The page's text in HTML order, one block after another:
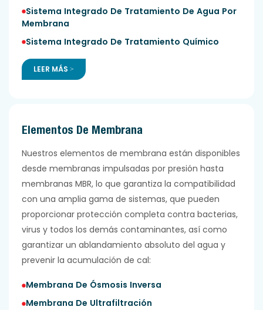
Sistema Integrado De Tratamiento De Agua Por
Membrana
Sistema Integrado De Tratamiento Químico
LEER MÁS >
Elementos De Membrana
Nuestros elementos de membrana están disponibles
desde membranas impulsadas por presión hasta
membranas MBR, lo que garantiza la compatibilidad
con una amplia gama de sistemas, que pueden
proporcionar protección completa contra bacterias,
virus y todos los demás contaminantes, así como
garantizar un ablandamiento absoluto del agua y
prevenir la acumulación de cal:
Membrana De Ósmosis Inversa
Membrana De Ultrafiltración